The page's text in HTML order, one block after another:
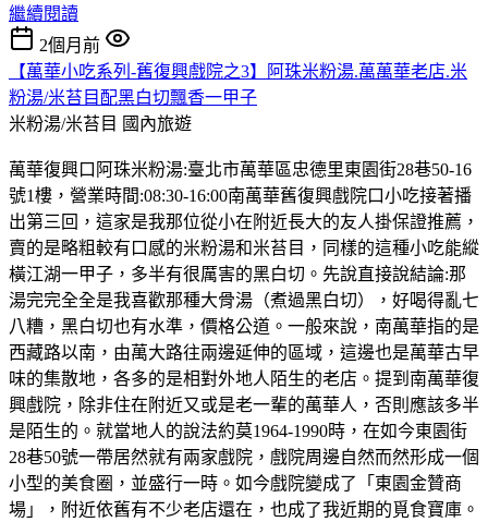
繼續閱讀
2個月前
【萬華小吃系列-舊復興戲院之3】阿珠米粉湯.萬萬華老店.米
粉湯/米苔目配黑白切飄香一甲子
米粉湯/米苔目 國內旅遊
萬華復興口阿珠米粉湯:臺北市萬華區忠德里東園街28巷50-16
號1樓，營業時間:08:30-16:00南萬華舊復興戲院口小吃接著播
出第三回，這家是我那位從小在附近長大的友人掛保證推薦，
賣的是略粗較有口感的米粉湯和米苔目，同樣的這種小吃能縱
橫江湖一甲子，多半有很厲害的黑白切。先說直接說結論:那
湯完完全全是我喜歡那種大骨湯（煮過黑白切），好喝得亂七
八糟，黑白切也有水準，價格公道。一般來說，南萬華指的是
西藏路以南，由萬大路往兩邊延伸的區域，這邊也是萬華古早
味的集散地，各多的是相對外地人陌生的老店。提到南萬華復
興戲院，除非住在附近又或是老一輩的萬華人，否則應該多半
是陌生的。就當地人的說法約莫1964-1990時，在如今東園街
28巷50號一帶居然就有兩家戲院，戲院周邊自然而然形成一個
小型的美食圈，並盛行一時。如今戲院變成了「東園金贊商
場」，附近依舊有不少老店還在，也成了我近期的覓食寶庫。